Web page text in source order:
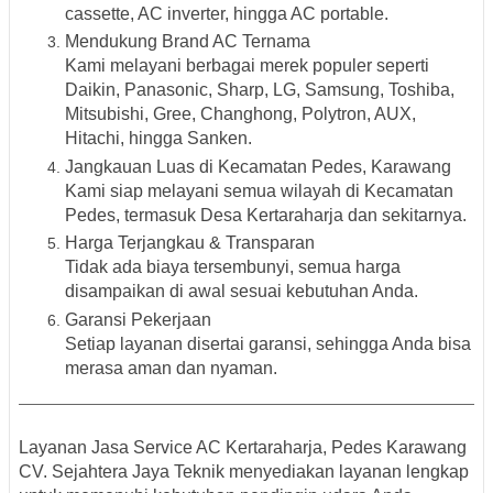
cassette, AC inverter, hingga AC portable.
Mendukung Brand AC Ternama
Kami melayani berbagai merek populer seperti
Daikin, Panasonic, Sharp, LG, Samsung, Toshiba,
Mitsubishi, Gree, Changhong, Polytron, AUX,
Hitachi, hingga Sanken.
Jangkauan Luas di Kecamatan Pedes, Karawang
Kami siap melayani semua wilayah di Kecamatan
Pedes, termasuk Desa Kertaraharja dan sekitarnya.
Harga Terjangkau & Transparan
Tidak ada biaya tersembunyi, semua harga
disampaikan di awal sesuai kebutuhan Anda.
Garansi Pekerjaan
Setiap layanan disertai garansi, sehingga Anda bisa
merasa aman dan nyaman.
Layanan Jasa Service AC Kertaraharja, Pedes Karawang
CV. Sejahtera Jaya Teknik menyediakan layanan lengkap